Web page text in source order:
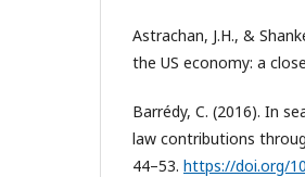
Astrachan, J.H., &
the US economy: a
Barrédy, C. (2016). In
law contributions
44–53. https://doi.org/